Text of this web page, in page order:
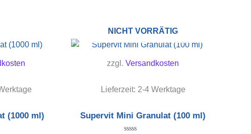
(1000 ml)
NICHT VORRÄTIG
zzgl. Versandkosten
Lieferzeit: 2-4 Werktage
Supervit Mini Granulat (100 ml)